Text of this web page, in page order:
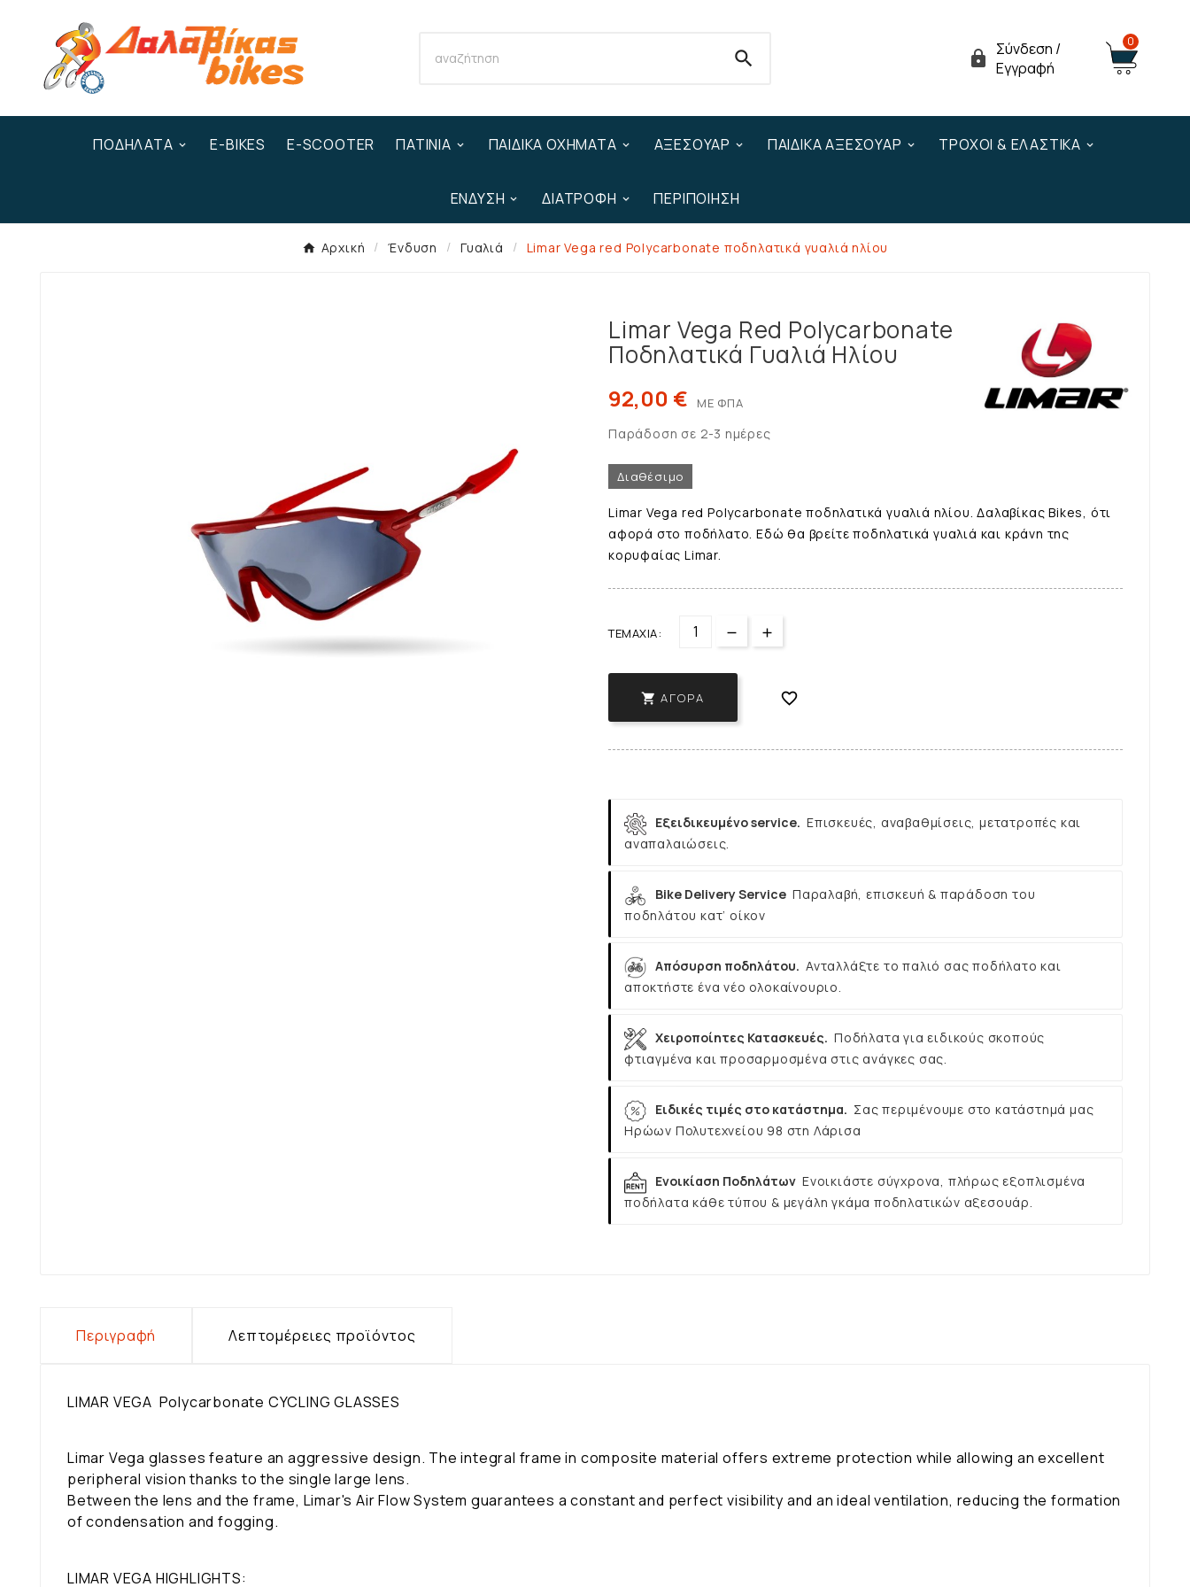
  Σύνδεση /
Εγγραφή
0
ΠΟΔΉΛΑΤΑ E-BIKES E-SCOOTER ΠΑΤΊΝΙΑ ΠΑΙΔΙΚΆ ΟΧΉΜΑΤΑ ΑΞΕΣΟΥΆΡ ΠΑΙΔΙΚΆ ΑΞΕΣΟΥΆΡ ΤΡΟΧΟΊ & ΕΛΑΣΤΙΚΆ
ΈΝΔΥΣΗ ΔΙΑΤΡΟΦΉ ΠΕΡΙΠΟΊΗΣΗ
Αρχική Ένδυση Γυαλιά Limar Vega red Polycarbonate ποδηλατικά γυαλιά ηλίου
Limar Vega Red Polycarbonate
Ποδηλατικά Γυαλιά Ηλίου
92,00 € ΜΕ ΦΠΑ
Παράδοση σε 2-3 ημέρες
Διαθέσιμο
Limar Vega red Polycarbonate ποδηλατικά γυαλιά ηλίου. Δαλαβίκας Bikes, ότι
αφορά στο ποδήλατο. Εδώ θα βρείτε ποδηλατικά γυαλιά και κράνη της
κορυφαίας Limar.
ΤΕΜΆΧΙΑ:
 ΑΓΟΡΆ 
Εξειδικευμένο service. Επισκευές, αναβαθμίσεις, μετατροπές και
αναπαλαιώσεις.
Bike Delivery Service Παραλαβή, επισκευή & παράδοση του
ποδηλάτου κατ’ οίκον
Απόσυρση ποδηλάτου. Ανταλλάξτε το παλιό σας ποδήλατο και
αποκτήστε ένα νέο ολοκαίνουριο.
Χειροποίητες Κατασκευές. Ποδήλατα για ειδικούς σκοπούς
φτιαγμένα και προσαρμοσμένα στις ανάγκες σας.
Ειδικές τιμές στο κατάστημα. Σας περιμένουμε στο κατάστημά μας
Ηρώων Πολυτεχνείου 98 στη Λάρισα
Ενοικίαση Ποδηλάτων Ενοικιάστε σύγχρονα, πλήρως εξοπλισμένα
ποδήλατα κάθε τύπου & μεγάλη γκάμα ποδηλατικών αξεσουάρ.
Περιγραφή Λεπτομέρειες προϊόντος
LIMAR VEGA Polycarbonate CYCLING GLASSES
Limar Vega glasses feature an aggressive design. The integral frame in composite material offers extreme protection while allowing an excellent
peripheral vision thanks to the single large lens.
Between the lens and the frame, Limar's Air Flow System guarantees a constant and perfect visibility and an ideal ventilation, reducing the formation
of condensation and fogging.
LIMAR VEGA HIGHLIGHTS: